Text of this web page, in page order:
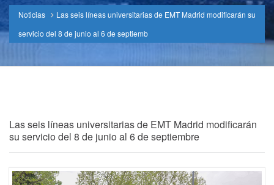
Noticias
Las seis líneas universitarias de EMT Madrid modificarán su
servicio del 8 de junio al 6 de septiemb
Las seis líneas universitarias de EMT Madrid modificarán
su servicio del 8 de junio al 6 de septiembre